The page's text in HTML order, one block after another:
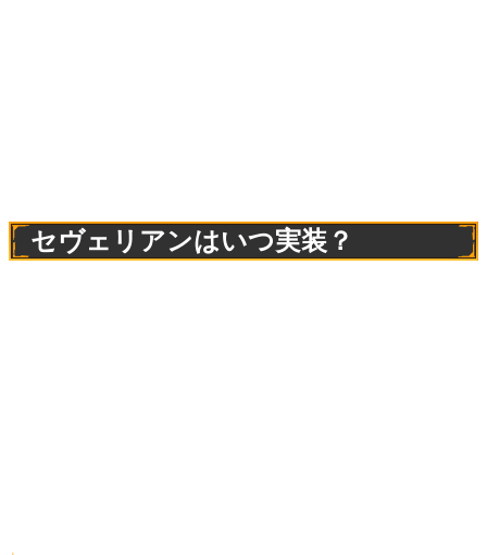
セヴェリアンはいつ実装？